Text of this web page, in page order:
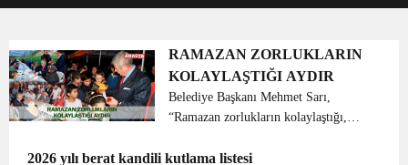
RAMAZAN ZORLUKLARIN
KOLAYLAŞTIĞI AYDIR
Belediye Başkanı Mehmet Sarı,
“Ramazan zorlukların kolaylaştığı,
rahatlıkla gelip geçtiği, gönüllerin
2026 yılı berat kandili kutlama listesi